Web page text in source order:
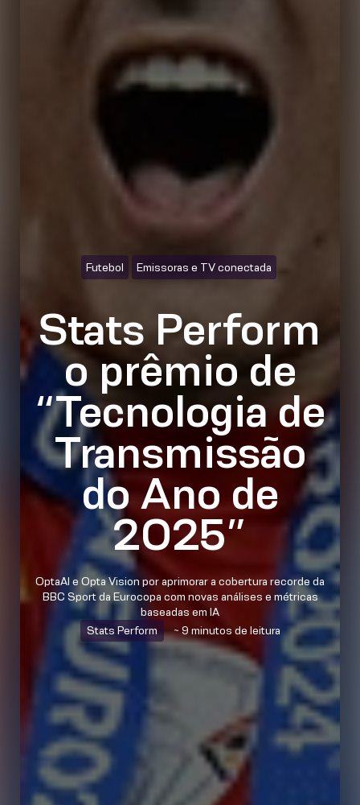
Futebol Emissoras e TV conectada
Stats Perform
o prêmio de
“Tecnologia de
Transmissão
do Ano de
2025”
OptaAI e Opta Vision por aprimorar a cobertura recorde da
BBC Sport da Eurocopa com novas análises e métricas
baseadas em IA
Stats Perform
~ 9 minutos de leitura